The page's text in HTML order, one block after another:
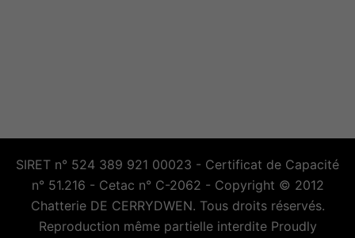
SIRET n° 524 389 921 00023 - Certificat de Capacité
n° 51.216 - Cetac n° C-2062 - Copyright © 2012
Chatterie DE CERRYDWEN. Tous droits réservés.
Reproduction même partielle interdite Proudly